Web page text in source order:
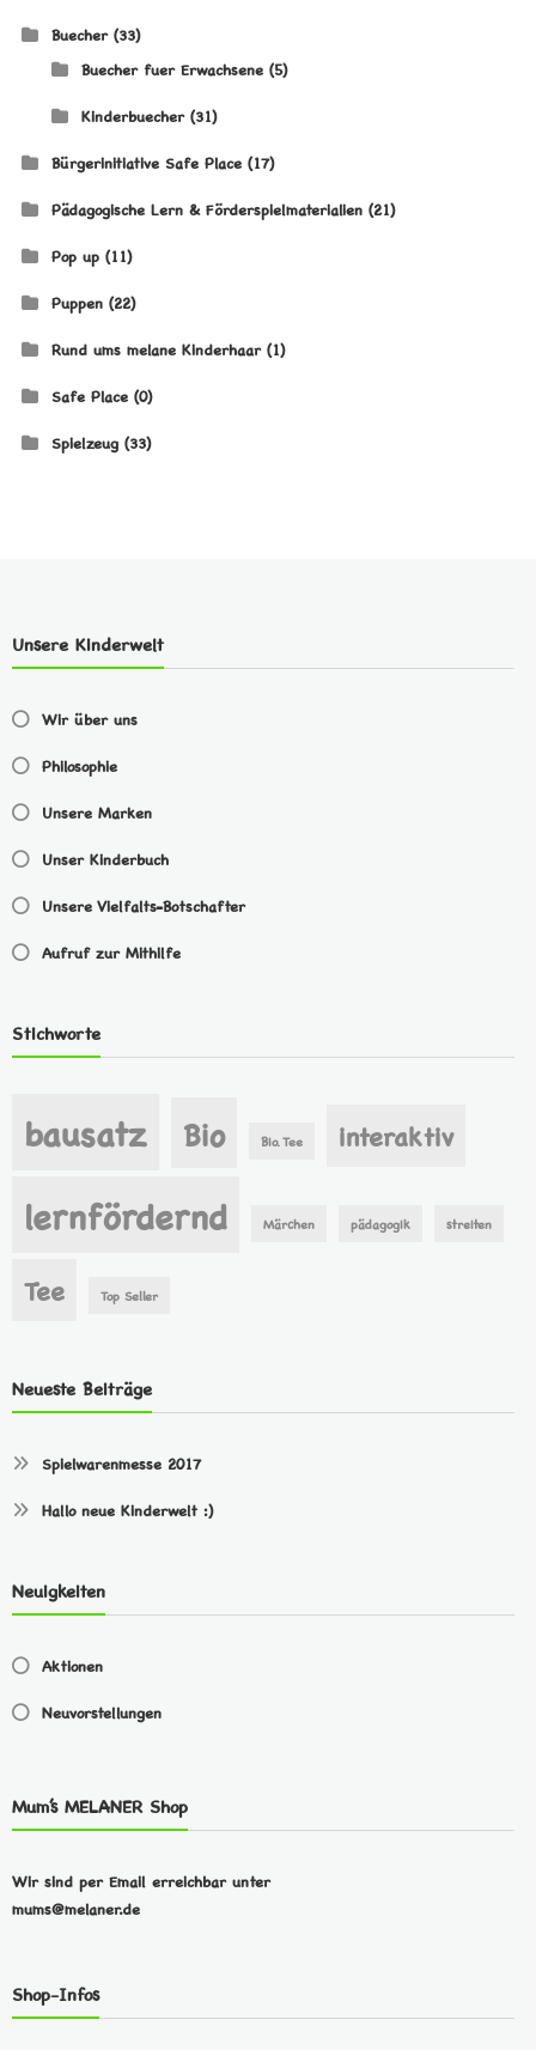
Buecher (33)
Buecher fuer Erwachsene (5)
Kinderbuecher (31)
Bürgerinitiative Safe Place (17)
Pädagogische Lern & Förderspielmaterialien (21)
Pop up (11)
Puppen (22)
Rund ums melane Kinderhaar (1)
Safe Place (0)
Spielzeug (33)
Unsere Kinderwelt
Wir über uns
Philosophie
Unsere Marken
Unser Kinderbuch
Unsere Vielfalts-Botschafter
Aufruf zur Mithilfe
Stichworte
bausatz Bio Bio. Tee interaktiv
lernfördernd Märchen pädagogik streiten
Tee Top Seller
Neueste Beiträge
Spielwarenmesse 2017
Hallo neue Kinderwelt :)
Neuigkeiten
Aktionen
Neuvorstellungen
Mum’s MELANER Shop
Wir sind per Email erreichbar unter
mums@melaner.de
Shop-Infos